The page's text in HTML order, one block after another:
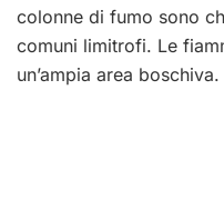
colonne di fumo sono
comuni limitrofi. Le
un’ampia area boschiva.